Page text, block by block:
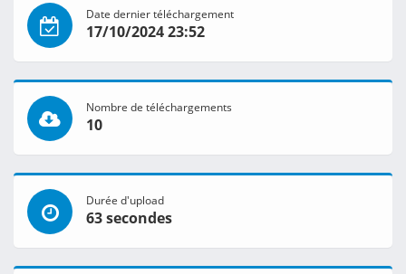
Date dernier téléchargement
17/10/2024 23:52
Nombre de téléchargements
10
Durée d'upload
63 secondes